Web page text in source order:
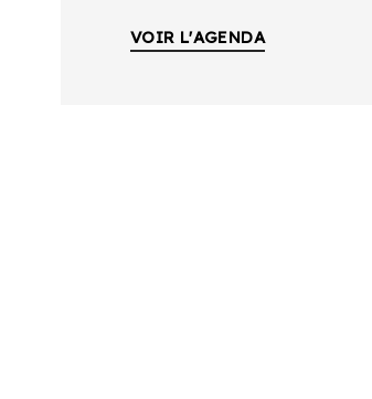
VOIR L'AGENDA